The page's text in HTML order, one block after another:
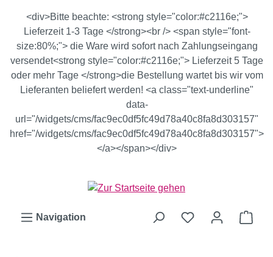
Zum Hauptinhalt springen
<div>Bitte beachte: <strong style="color:#c2116e;">
Lieferzeit 1-3 Tage </strong><br /> <span style="font-
size:80%;"> die Ware wird sofort nach Zahlungseingang
versendet<strong style="color:#c2116e;"> Lieferzeit 5 Tage
oder mehr Tage </strong>die Bestellung wartet bis wir vom
Lieferanten beliefert werden! <a class="text-underline"
data-
url="/widgets/cms/fac9ec0df5fc49d78a40c8fa8d303157"
href="/widgets/cms/fac9ec0df5fc49d78a40c8fa8d303157">
</a></span></div>
Navigation